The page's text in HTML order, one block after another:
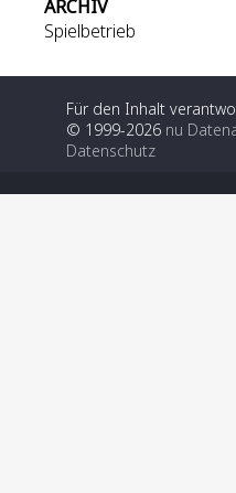
ARCHIV
Spielbetrieb
Für den Inhalt
© 1999-2026 nu
Datenschutz